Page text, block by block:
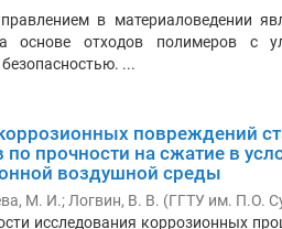
в материаловедении
основе отходов полимеров с
...
повреждений
по прочности на сжатие в
воздушной среды
М. И.; Логвин, В. В. (ГГТУ им. П.О.
исследования коррозионных